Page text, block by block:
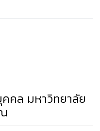
คล มหาวิทยาลัย